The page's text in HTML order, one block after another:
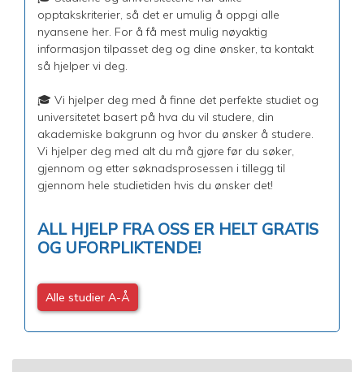
opptakskriterier, så det er umulig å oppgi alle
nyansene her. For å få mest mulig nøyaktig
informasjon tilpasset deg og dine ønsker, ta kontakt
så hjelper vi deg.
🎓 Vi hjelper deg med å finne det perfekte studiet og
universitetet basert på hva du vil studere, din
akademiske bakgrunn og hvor du ønsker å studere.
Vi hjelper deg med alt du må gjøre før du søker,
gjennom og etter søknadsprosessen i tillegg til
gjennom hele studietiden hvis du ønsker det!
ALL HJELP FRA OSS ER HELT GRATIS
OG UFORPLIKTENDE!
Alle studier A-Å